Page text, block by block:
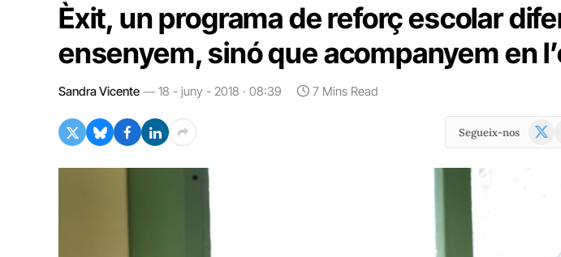
Èxit, un programa de reforç escolar
ensenyem, sinó que acompanyem en
Sandra Vicente 18 - juny - 2018 · 08:39 7 Mins Read
Segueix-nos
X